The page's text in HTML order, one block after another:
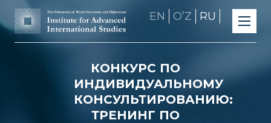
EN OʼZ RU
КОНКУРС ПО
ИНДИВИДУАЛЬНОМУ
КОНСУЛЬТИРОВАНИЮ:
ТРЕНИНГ ПО